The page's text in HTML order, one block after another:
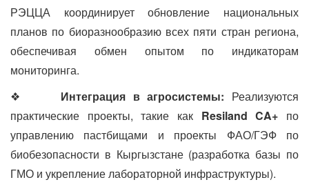
РЭЦЦА координирует обновление национальных
планов по биоразнообразию всех пяти стран региона,
обеспечивая обмен опытом по индикаторам
мониторинга.
❖ Интеграция в агросистемы: Реализуются
практические проекты, такие как Resiland CA+ по
управлению пастбищами и проекты ФАО/ГЭФ по
биобезопасности в Кыргызстане (разработка базы по
ГМО и укрепление лабораторной инфраструктуры).